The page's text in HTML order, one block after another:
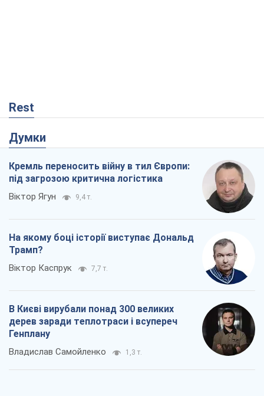
Rest
Думки
Кремль переносить війну в тил Європи:
під загрозою критична логістика
Віктор Ягун 9,4 т.
На якому боці історії виступає Дональд
Трамп?
Віктор Каспрук 7,7 т.
В Києві вирубали понад 300 великих
дерев заради теплотраси і всупереч
Генплану
Владислав Самойленко 1,3 т.